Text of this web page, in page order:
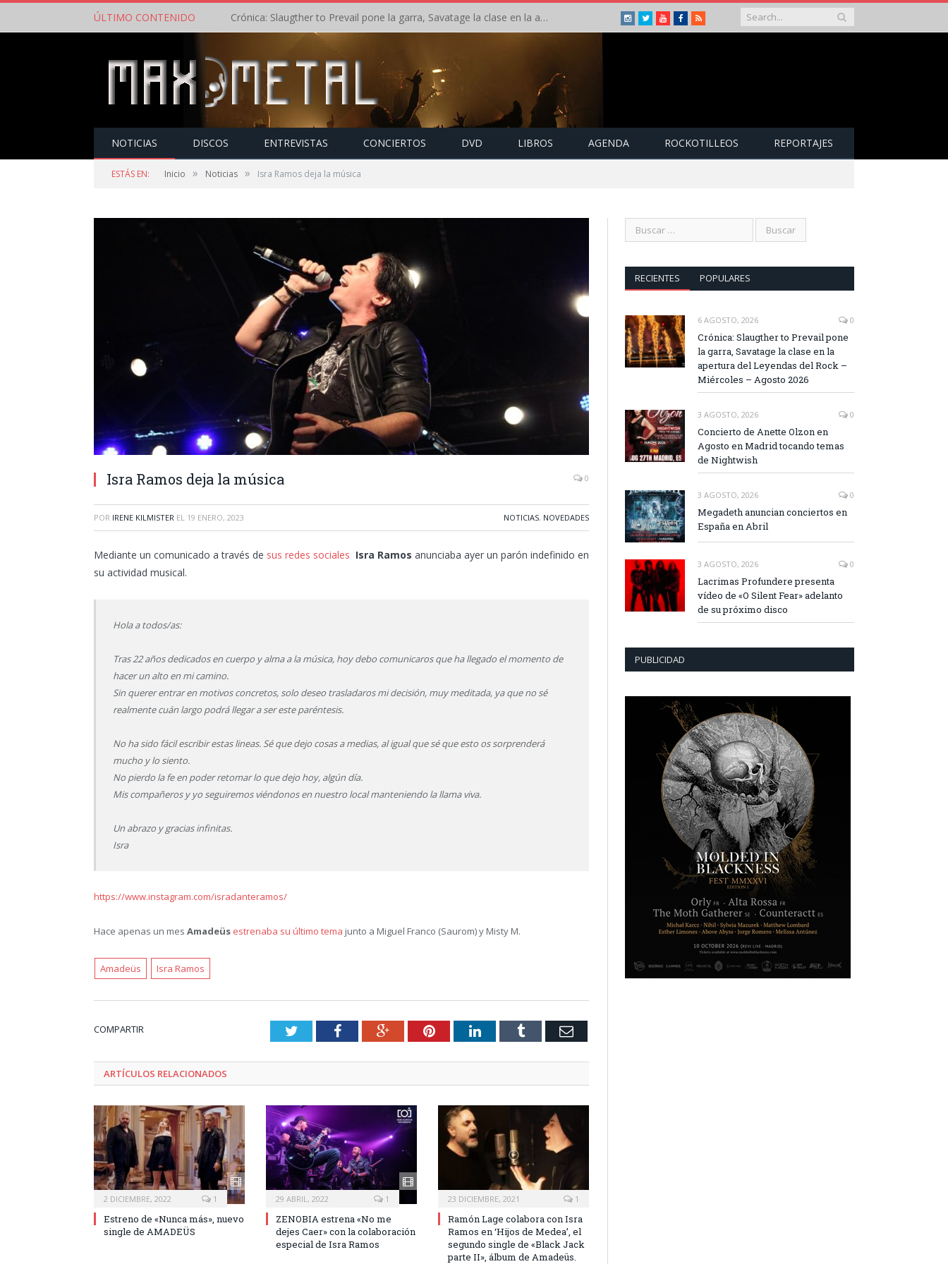
ÚLTIMO CONTENIDO Crónica: Slaugther to Prevail pone la garra, Savatage la clase en la apertura del Leyendas del Rock – Miércoles – Agosto 2026 Instagram
TwitterYoutubeFacebook
RSS
NOTICIAS DISCOS ENTREVISTAS CONCIERTOS DVD LIBROS AGENDA ROCKOTILLEOS REPORTAJES
ESTÁS EN: Inicio » Noticias » Isra Ramos deja la música
Isra Ramos deja la música 0
POR IRENE KILMISTER EL 19 ENERO, 2023 NOTICIAS, NOVEDADES
Mediante un comunicado a través de sus redes sociales Isra Ramos anunciaba ayer un parón indefinido en
su actividad musical.
Hola a todos/as:
Tras 22 años dedicados en cuerpo y alma a la música, hoy debo comunicaros que ha llegado el momento de
hacer un alto en mi camino.
Sin querer entrar en motivos concretos, solo deseo trasladaros mi decisión, muy meditada, ya que no sé
realmente cuán largo podrá llegar a ser este paréntesis.
No ha sido fácil escribir estas lineas. Sé que dejo cosas a medias, al igual que sé que esto os sorprenderá
mucho y lo siento.
No pierdo la fe en poder retomar lo que dejo hoy, algún día.
Mis compañeros y yo seguiremos viéndonos en nuestro local manteniendo la llama viva.
Un abrazo y gracias infinitas.
Isra
https://www.instagram.com/isradanteramos/
Hace apenas un mes Amadeüs estrenaba su último tema junto a Miguel Franco (Saurom) y Misty M.
Amadeüs Isra Ramos
COMPARTIR TwitterFacebookGoogle+PinterestLinkedInTumblr Email
ARTÍCULOS RELACIONADOS
2 DICIEMBRE, 2022 1
Estreno de «Nunca más», nuevo
single de AMADEÜS
29 ABRIL, 2022 1
ZENOBIA estrena «No me
dejes Caer» con la colaboración
especial de Isra Ramos
23 DICIEMBRE, 2021 1
Ramón Lage colabora con Isra
Ramos en ‘Hijos de Medea’, el
segundo single de «Black Jack
parte II», álbum de Amadeüs.
RECIENTES POPULARES
6 AGOSTO, 2026 0
Crónica: Slaugther to Prevail pone
la garra, Savatage la clase en la
apertura del Leyendas del Rock –
Miércoles – Agosto 2026
3 AGOSTO, 2026 0
Concierto de Anette Olzon en
Agosto en Madrid tocando temas
de Nightwish
3 AGOSTO, 2026 0
Megadeth anuncian conciertos en
España en Abril
3 AGOSTO, 2026 0
Lacrimas Profundere presenta
vídeo de «O Silent Fear» adelanto
de su próximo disco
PUBLICIDAD